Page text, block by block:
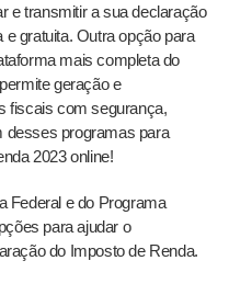
e transmitir a sua declaração
e gratuita. Outra opção para
mais completa do
geração e
fiscais com segurança,
desses programas para
2023 online!
Federal e do Programa
para ajudar o
do Imposto de Renda.